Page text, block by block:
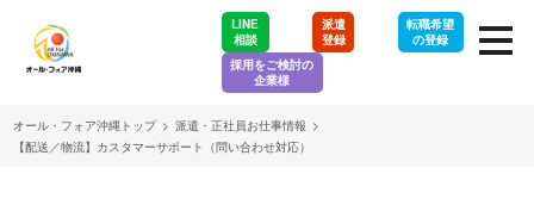
LINE
相談
派遣
登録
転職希望
の登録
採用をご検討の
企業様
オール・フォア沖縄トップ > 派遣・正社員お仕事情報 >
【配送／物流】カスタマーサポート（問い合わせ対応）